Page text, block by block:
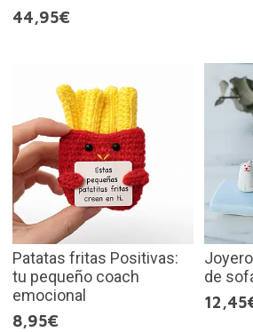
44,95€
Patatas fritas Positivas:
tu pequeño coach
emocional
8,95€
de